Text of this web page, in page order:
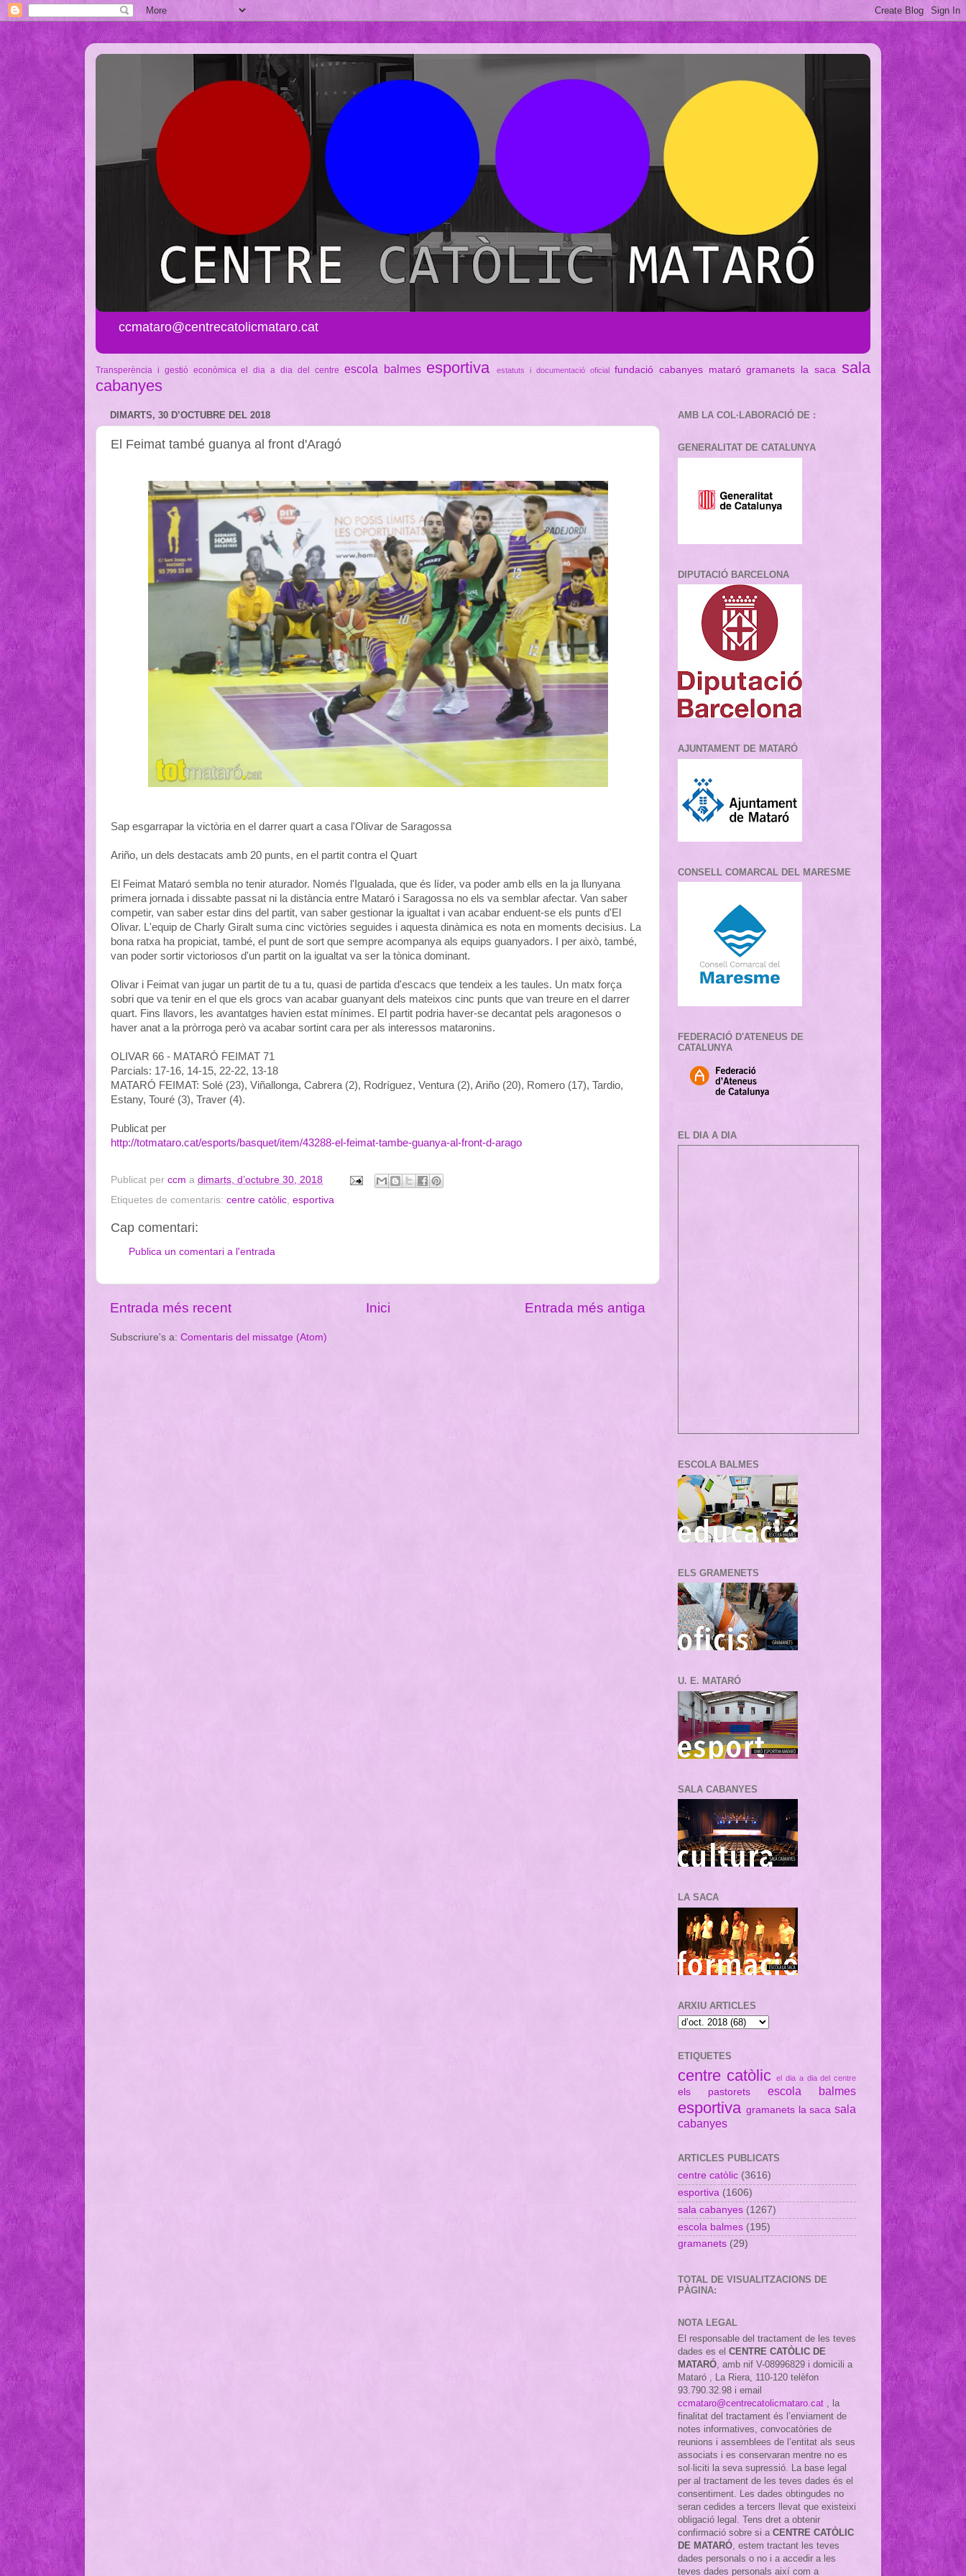
ccmataro@centrecatolicmataro.cat
Transperència i gestió econòmica el dia a dia del centre escola balmes esportiva estatuts i documentació oficial fundació cabanyes mataró gramanets la saca
sala
cabanyes
DIMARTS, 30 D’OCTUBRE DEL 2018
El Feimat també guanya al front d'Aragó
Sap esgarrapar la victòria en el darrer quart a casa l'Olivar de Saragossa
Ariño, un dels destacats amb 20 punts, en el partit contra el Quart
El Feimat Mataró sembla no tenir aturador. Només l'Igualada, que és líder, va poder amb ells en la ja llunyana
primera jornada i dissabte passat ni la distància entre Mataró i Saragossa no els va semblar afectar. Van saber
competir, van saber estar dins del partit, van saber gestionar la igualtat i van acabar enduent-se els punts d'El
Olivar. L'equip de Charly Giralt suma cinc victòries seguides i aquesta dinàmica es nota en moments decisius. La
bona ratxa ha propiciat, també, el punt de sort que sempre acompanya als equips guanyadors. I per això, també,
van poder sortir victoriosos d'un partit on la igualtat va ser la tònica dominant.
Olivar i Feimat van jugar un partit de tu a tu, quasi de partida d'escacs que tendeix a les taules. Un matx força
sobri que va tenir en el que els grocs van acabar guanyant dels mateixos cinc punts que van treure en el darrer
quart. Fins llavors, les avantatges havien estat mínimes. El partit podria haver-se decantat pels aragonesos o
haver anat a la pròrroga però va acabar sortint cara per als interessos mataronins.
OLIVAR 66 - MATARÓ FEIMAT 71
Parcials: 17-16, 14-15, 22-22, 13-18
MATARÓ FEIMAT: Solé (23), Viñallonga, Cabrera (2), Rodríguez, Ventura (2), Ariño (20), Romero (17), Tardio,
Estany, Touré (3), Traver (4).
Publicat per
http://totmataro.cat/esports/basquet/item/43288-el-feimat-tambe-guanya-al-front-d-arago
Publicat per ccm a dimarts, d’octubre 30, 2018
Etiquetes de comentaris: centre catòlic, esportiva
Cap comentari:
Publica un comentari a l'entrada
Entrada més recent Entrada més antiga
Inici
Subscriure's a: Comentaris del missatge (Atom)
AMB LA COL·LABORACIÓ DE :
GENERALITAT DE CATALUNYA
DIPUTACIÓ BARCELONA
AJUNTAMENT DE MATARÓ
CONSELL COMARCAL DEL MARESME
FEDERACIÓ D'ATENEUS DE
CATALUNYA
EL DIA A DIA
ESCOLA BALMES
ELS GRAMENETS
U. E. MATARÓ
SALA CABANYES
LA SACA
ARXIU ARTICLES
ETIQUETES
centre catòlic el dia a dia del centre
els pastorets escola balmes
esportiva gramanets la saca sala
cabanyes
ARTICLES PUBLICATS
centre catòlic (3616)
esportiva (1606)
sala cabanyes (1267)
escola balmes (195)
gramanets (29)
TOTAL DE VISUALITZACIONS DE
PÀGINA:
NOTA LEGAL
El responsable del tractament de les teves
dades es el CENTRE CATÒLIC DE
MATARÓ, amb nif V-08996829 i domicili a
Mataró , La Riera, 110-120 telèfon
93.790.32.98 i email
ccmataro@centrecatolicmataro.cat , la
finalitat del tractament és l’enviament de
notes informatives, convocatòries de
reunions i assemblees de l’entitat als seus
associats i es conservaran mentre no es
sol·liciti la seva supressió. La base legal
per al tractament de les teves dades és el
consentiment. Les dades obtingudes no
seran cedides a tercers llevat que existeixi
obligació legal. Tens dret a obtenir
confirmació sobre si a CENTRE CATÒLIC
DE MATARÓ, estem tractant les teves
dades personals o no i a accedir a les
teves dades personals així com a